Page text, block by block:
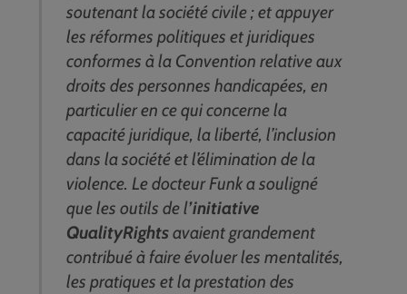
soutenant la société civile ; et appuyer
les réformes politiques et juridiques
conformes à la Convention relative aux
droits des personnes handicapées, en
particulier en ce qui concerne la
capacité juridique, la liberté, l’inclusion
dans la société et l’élimination de la
violence. Le docteur Funk a souligné
que les outils de l’initiative
QualityRightsavaient grandement
contribué à faire évoluer les mentalités,
les pratiques et la prestation des